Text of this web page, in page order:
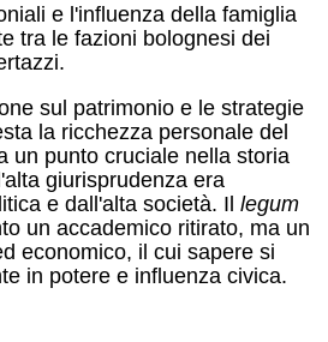
e l'influenza della famiglia
tra le fazioni bolognesi dei
sul patrimonio e le strategie
la ricchezza personale del
un punto cruciale nella storia
giurisprudenza era
e dall'alta società. Il legum
un accademico ritirato, ma un
economico, il cui sapere si
in potere e influenza civica.